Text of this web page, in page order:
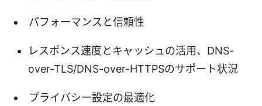
パフォーマンスと信頼性
レスポンス速度とキャッシュの活用、DNS-
over-TLS/DNS-over-HTTPSのサポート状況
プライバシー設定の最適化